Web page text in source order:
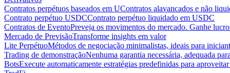
Contratos perpétuos baseados em UContratos alavancados e não
Contrato perpétuo USDCContrato perpétuo liquidado em USDC
Contratos de EventoPreveja os movimentos do mercado. Ganhe
Mercado de PrevisãoTransforme insights em valor
Lite PerpétuoMétodos de negociação minimalistas, ideais para
Trading de demonstraçãoNenhuma garantia necessária, adequada
BotsExecute automaticamente estratégias predefinidas para